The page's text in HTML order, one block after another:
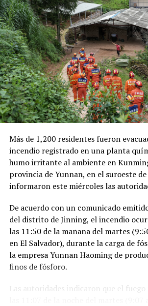
Las autoridades también señalaron
combustible provocó pérdidas
millones de dólares para Pemex al
trimestre, cifra que representa un
en comparación con el mismo período
Como antecedente, recordaron que
clandestina en un ducto de Pemex
explosión en 2019, en el estado de
saldo de 137 personas fallecidas.
Comparte esto:
Facebook X
Más de 1,200 residentes fueron
incendio registrado en una planta
humo irritante al ambiente en
provincia de Yunnan, en el suroeste de
informaron este miércoles las
De acuerdo con un comunicado
del distrito de Jinning, el incendio
las 11:50 de la mañana del martes
en El Salvador), durante la carga de
la empresa Yunnan Haoming de
finos de fósforo.
Las autoridades indicaron que el fuego